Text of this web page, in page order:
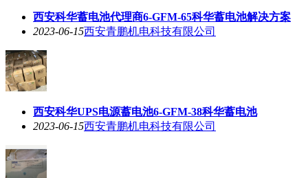
西安科华蓄电池代理商6-GFM-65科华蓄电池解决方案
2023-06-15西安青鹏机电科技有限公司
西安科华UPS电源蓄电池6-GFM-38科华蓄电池
2023-06-15西安青鹏机电科技有限公司